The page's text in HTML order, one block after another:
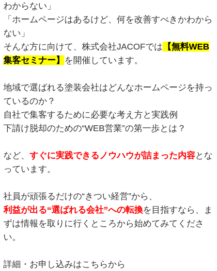
わからない」
「ホームページはあるけど、何を改善すべきかわから
ない」
そんな方に向けて、株式会社JACOFでは 【無料WEB
集客セミナー】 を開催しています。
地域で選ばれる塗装会社はどんなホームページを持っ
ているのか？
自社で集客するために必要な考え方と実践例
下請け脱却のための“WEB営業”の第一歩とは？
など、すぐに実践できるノウハウが詰まった内容とな
っています。
社員が頑張るだけの“きつい経営”から、
利益が出る“選ばれる会社”への転換を目指すなら、ま
ずは情報を取りに行くところから始めてみてくださ
い。
詳細・お申し込みはこちらから